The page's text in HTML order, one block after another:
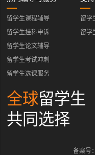
留学生课程辅导
留学生挂科申诉
留学生论文辅导
留学生考试冲刺
留学生选课服务
留学
留学
全球留学生
共同选择
备案号